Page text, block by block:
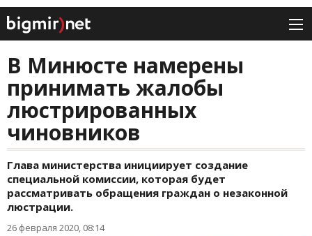
В Минюсте намерены
принимать жалобы
люстрированных
чиновников
Глава министерства инициирует создание
специальной комиссии, которая будет
рассматривать обращения граждан о незаконной
люстрации.
26 февраля 2020, 08:14